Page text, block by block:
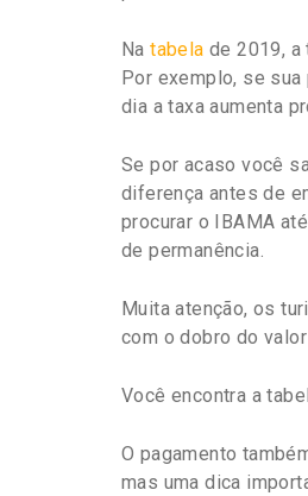
Natabela de 2019, a
Por exemplo, se
dia a taxa aumenta
Se por acaso você
diferença antes de
procurar o IBAMA
de permanência.
Muita atenção, os
com o dobro do
Você encontra a
O pagamento
mas uma dica